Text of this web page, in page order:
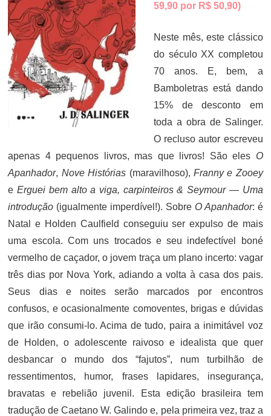
59,90 por R$ 50,90)
Neste mês, este clássico
do século XX completou
70 anos. E, bem, a
Bamboletras está dando
15% de desconto em
toda a obra de Salinger.
O recluso autor escreveu
apenas 4 pequenos livros, mas que livros! São eles O
Apanhador, Nove Histórias (maravilhoso), Franny e Zooey
eErguei bem alto a viga, carpinteiros & Seymour — Uma
introdução (igualmente imperdível!). Sobre O Apanhador: é
Natal e Holden Caulfield conseguiu ser expulso de mais
uma escola. Com uns trocados e seu indefectível boné
vermelho de caçador, o jovem traça um plano incerto: vagar
três dias por Nova York, adiando a volta à casa dos pais.
Seus dias e noites serão marcados por encontros
confusos, e ocasionalmente comoventes, brigas e dúvidas
que irão consumi-lo. Acima de tudo, paira a inimitável voz
de Holden, o adolescente raivoso e idealista que quer
desbancar o mundo dos “fajutos”, num turbilhão de
ressentimentos, humor, frases lapidares, insegurança,
bravatas e rebelião juvenil. Esta edição brasileira tem
tradução de Caetano W. Galindo e, pela primeira vez, traz a